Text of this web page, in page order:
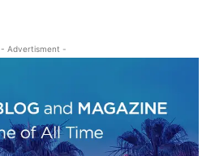
- Advertisment -